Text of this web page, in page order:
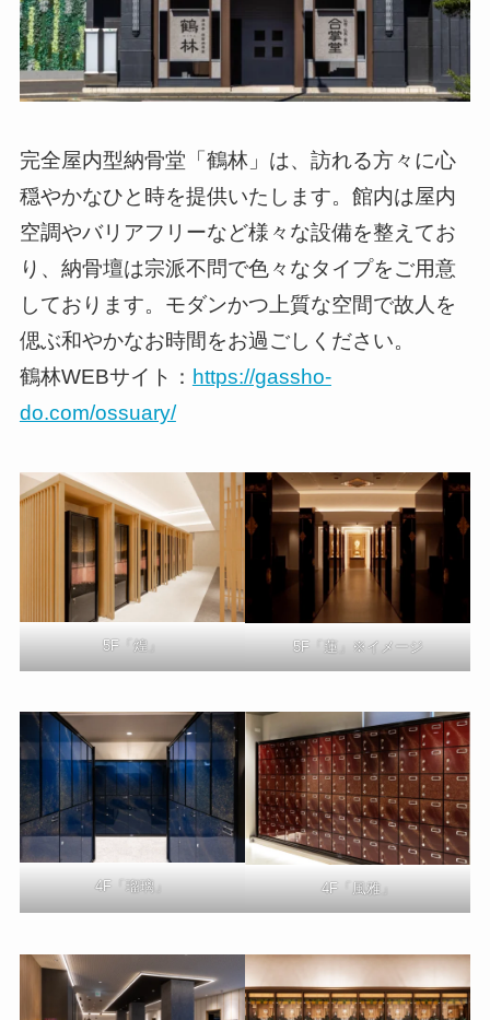
完全屋内型納骨堂「鶴林」は、訪れる方々に心
穏やかなひと時を提供いたします。館内は屋内
空調やバリアフリーなど様々な設備を整えてお
り、納骨壇は宗派不問で色々なタイプをご用意
しております。モダンかつ上質な空間で故人を
偲ぶ和やかなお時間をお過ごしください。
鶴林WEBサイト： https://gassho-
do.com/ossuary/
5F「煌」 5F「蓮」※イメージ
4F「瑠璃」 4F「風雅」